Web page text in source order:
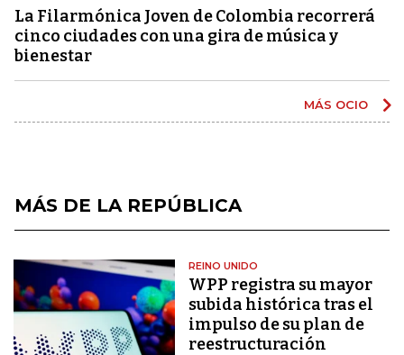
La Filarmónica Joven de Colombia recorrerá
cinco ciudades con una gira de música y
bienestar
MÁS OCIO
MÁS DE LA REPÚBLICA
REINO UNIDO
WPP registra su mayor
subida histórica tras el
impulso de su plan de
reestructuración